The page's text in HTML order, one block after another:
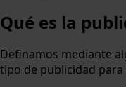
Qué es la
Definamos mediante
tipo de publicidad